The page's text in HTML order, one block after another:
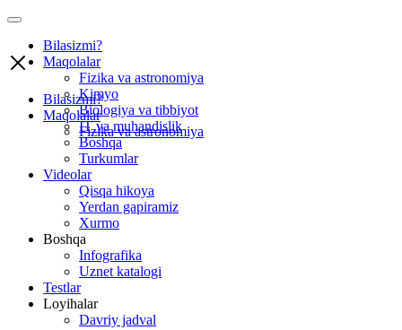
Bilasizmi?
Maqolalar
Fizika va astronomiya
Kimyo
Biologiya va tibbiyot
IT va muhandislik
Boshqa
Turkumlar
Videolar
Qisqa hikoya
Yerdan gapiramiz
Xurmo
Boshqa
Infografika
Uznet katalogi
Testlar
Loyihalar
Davriy jadval
Bilasizmi?
Maqolalar
Fizika va astronomiya